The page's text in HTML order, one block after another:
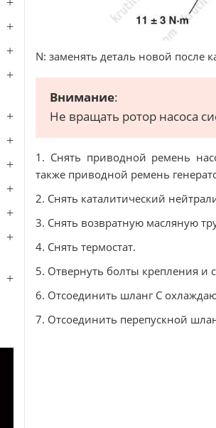
N: заменять деталь новой после
Внимание:
Не вращать ротор насоса
1. Снять приводной ремень
также приводной ремень
2. Снять каталитический
3. Снять возвратную масляную
4. Снять термостат.
5. Отвернуть болты крепления и
6. Отсоединить шланг С
7. Отсоединить перепускной